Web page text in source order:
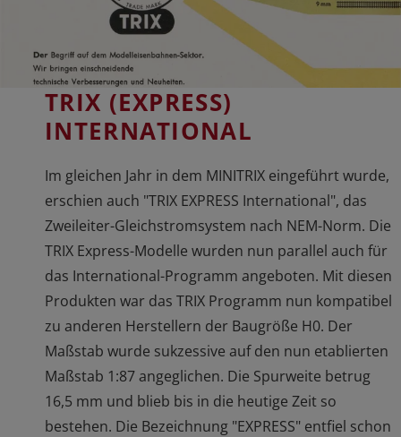
TRIX (EXPRESS)
INTERNATIONAL
Im gleichen Jahr in dem MINITRIX eingeführt wurde,
erschien auch "TRIX EXPRESS International", das
Zweileiter-Gleichstromsystem nach NEM-Norm. Die
TRIX Express-Modelle wurden nun parallel auch für
das International-Programm angeboten. Mit diesen
Produkten war das TRIX Programm nun kompatibel
zu anderen Herstellern der Baugröße H0. Der
Maßstab wurde sukzessive auf den nun etablierten
Maßstab 1:87 angeglichen. Die Spurweite betrug
16,5 mm und blieb bis in die heutige Zeit so
bestehen. Die Bezeichnung "EXPRESS" entfiel schon